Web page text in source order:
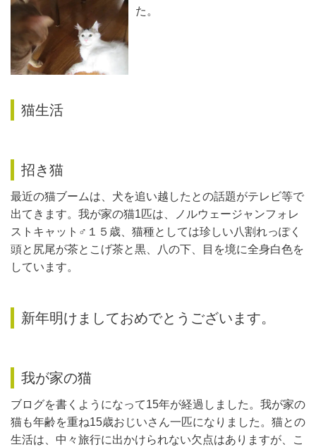
た。
猫生活
招き猫
最近の猫ブームは、犬を追い越したとの話題がテレビ等で
出てきます。我が家の猫1匹は、ノルウェージャンフォレ
ストキャット♂１５歳、猫種としては珍しい八割れっぽく
頭と尻尾が茶とこげ茶と黒、八の下、目を境に全身白色を
しています。
新年明けましておめでとうございます。
我が家の猫
ブログを書くようになって15年が経過しました。我が家の
猫も年齢を重ね15歳おじいさん一匹になりました。猫との
生活は、中々旅行に出かけられない欠点はありますが、こ